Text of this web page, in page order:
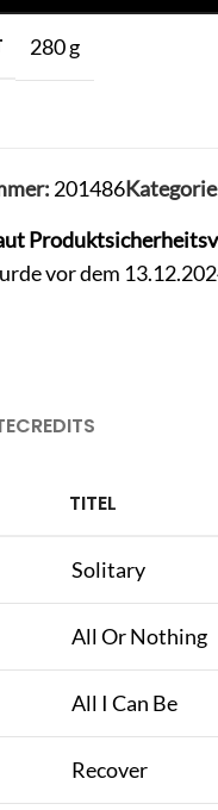
280 g
201486
vor dem
CREDITS
TITEL
Solitary
All Or Nothing
All I Can Be
Recover